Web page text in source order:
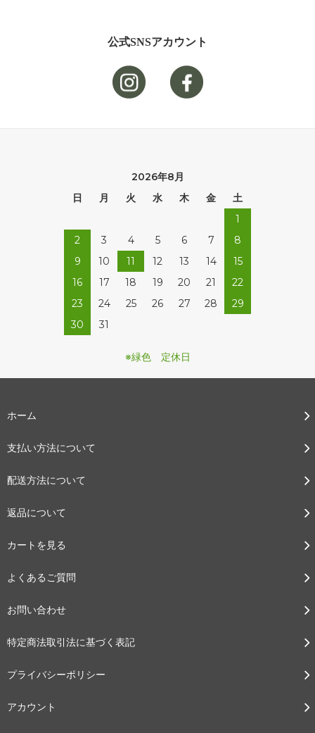
公式SNSアカウント
2026年8月
日
月 火 水 木 金
土
1
2
3 4 5 6 7
8
9
10 11 12 13 14
15
16
17 18 19 20 21
22
23
24 25 26 27 28
29
30
31
※緑色 定休日
ホーム
支払い方法について
配送方法について
返品について
カートを見る
よくあるご質問
お問い合わせ
特定商法取引法に基づく表記
プライバシーポリシー
アカウント